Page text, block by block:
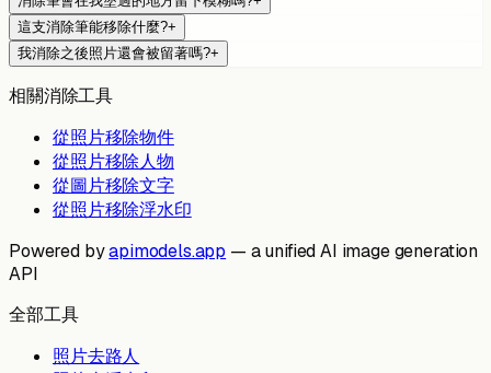
這支消除筆能移除什麼?+
我消除之後照片還會被留著嗎?+
相關消除工具
從照片移除物件
從照片移除人物
從圖片移除文字
從照片移除浮水印
Powered byapimodels.app — a unified AI image generation
API
全部工具
照片去路人